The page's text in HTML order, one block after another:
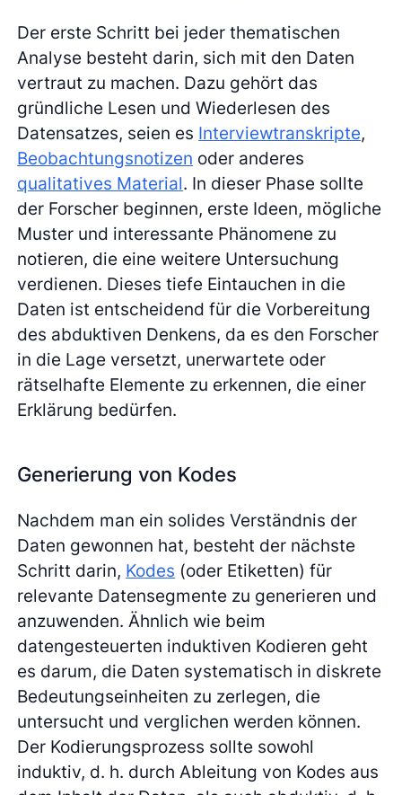
Der erste Schritt bei jeder thematischen
Analyse besteht darin, sich mit den Daten
vertraut zu machen. Dazu gehört das
gründliche Lesen und Wiederlesen des
Datensatzes, seien es Interviewtranskripte,
Beobachtungsnotizen oder anderes
qualitatives Material. In dieser Phase sollte
der Forscher beginnen, erste Ideen, mögliche
Muster und interessante Phänomene zu
notieren, die eine weitere Untersuchung
verdienen. Dieses tiefe Eintauchen in die
Daten ist entscheidend für die Vorbereitung
des abduktiven Denkens, da es den Forscher
in die Lage versetzt, unerwartete oder
rätselhafte Elemente zu erkennen, die einer
Erklärung bedürfen.
Generierung von Kodes
Nachdem man ein solides Verständnis der
Daten gewonnen hat, besteht der nächste
Schritt darin, Kodes (oder Etiketten) für
relevante Datensegmente zu generieren und
anzuwenden. Ähnlich wie beim
datengesteuerten induktiven Kodieren geht
es darum, die Daten systematisch in diskrete
Bedeutungseinheiten zu zerlegen, die
untersucht und verglichen werden können.
Der Kodierungsprozess sollte sowohl
induktiv, d. h. durch Ableitung von Kodes aus